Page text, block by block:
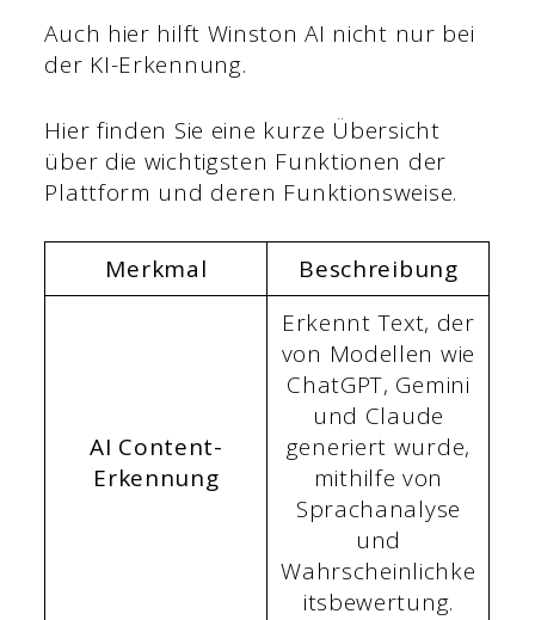
Auch hier hilft Winston AI nicht nur bei
der KI-Erkennung.
Hier finden Sie eine kurze Übersicht
über die wichtigsten Funktionen der
Plattform und deren Funktionsweise.
Merkmal Beschreibung
AI Content-
Erkennung
Erkennt Text, der
von Modellen wie
ChatGPT, Gemini
und Claude
generiert wurde,
mithilfe von
Sprachanalyse
und
Wahrscheinlichke
itsbewertung.